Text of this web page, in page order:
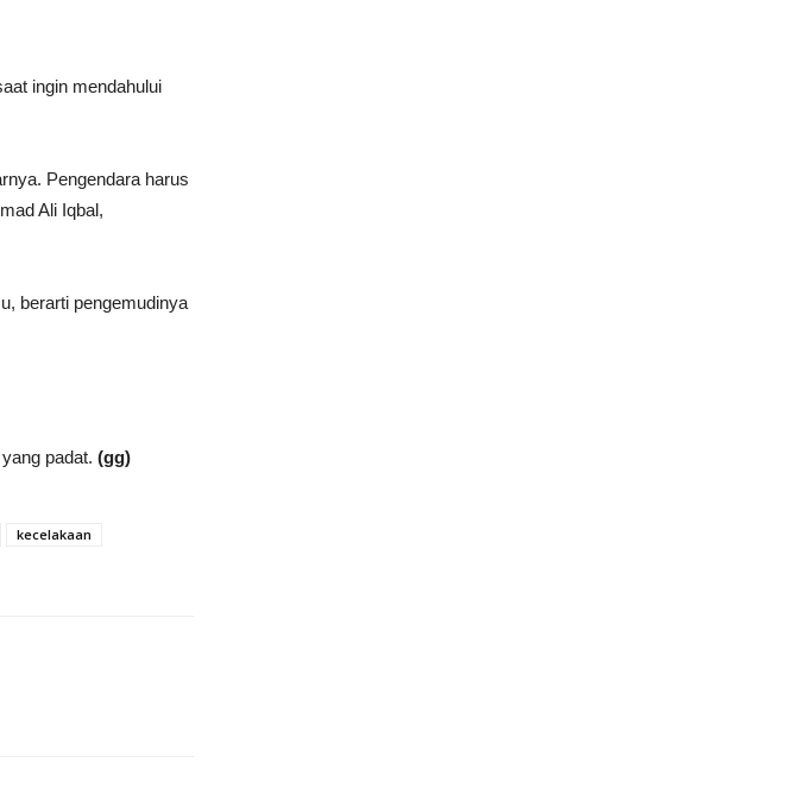
ingin mendahului
Pengendara harus
Ali Iqbal,
berarti pengemudinya
padat. (gg)
kecelakaan